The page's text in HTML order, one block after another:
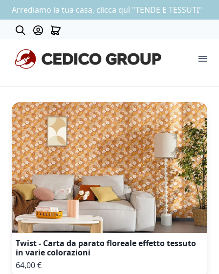
Arrediamo la tua casa, clicca quì "TENDE E TESSUTI"
COLLEZIONE CARTA DA PARATI
OUTLET
Twist - Carta da parato floreale effetto tessuto
in varie colorazioni
64,00 €